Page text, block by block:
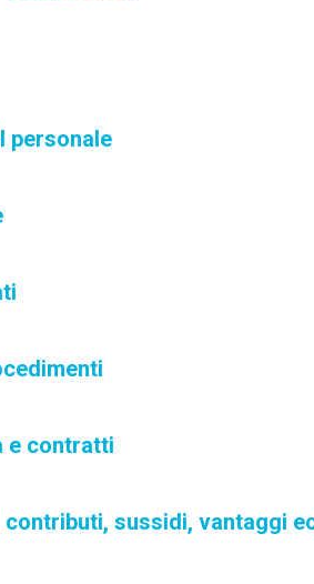
personale
e contratti
contributi, sussidi, vantaggi